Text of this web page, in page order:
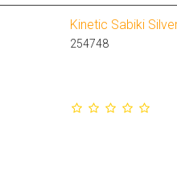
Kinetic Sabiki
254748